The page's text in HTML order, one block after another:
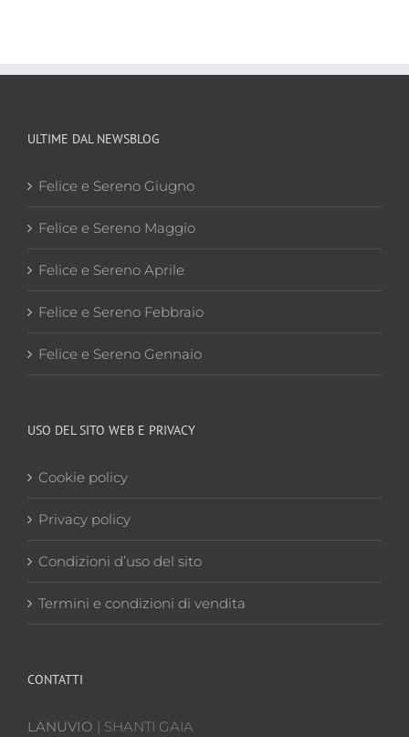
ULTIME DAL NEWSBLOG
Felice e Sereno Giugno
Felice e Sereno Maggio
Felice e Sereno Aprile
Felice e Sereno Febbraio
Felice e Sereno Gennaio
USO DEL SITO WEB E PRIVACY
Cookie policy
Privacy policy
Condizioni d’uso del sito
Termini e condizioni di vendita
CONTATTI
LANUVIO | SHANTI GAIA